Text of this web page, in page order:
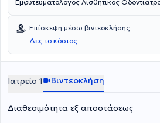
Εμφυτευματολογος Αισθητικος
Επίσκεψη μέσω βιντεοκλήσης
Δες το κόστος
Ιατρείο 1 Βιντεοκλήση
Διαθεσιμότητα εξ αποστάσεως